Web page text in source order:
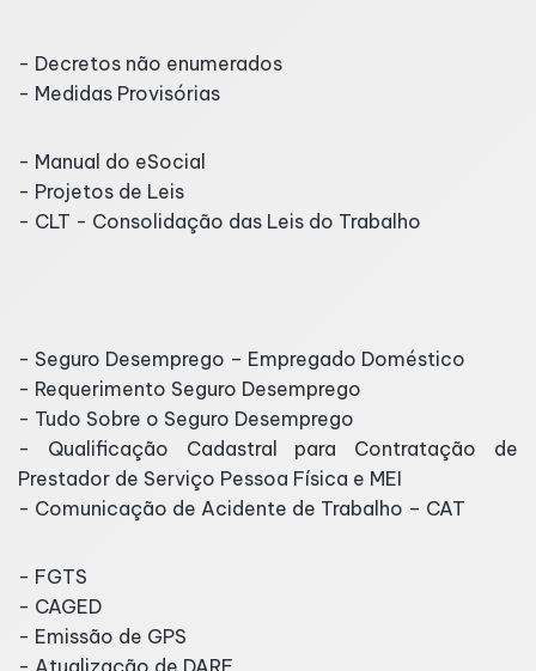
- Decretos não enumerados
- Medidas Provisórias
- Manual do eSocial
- Projetos de Leis
- CLT - Consolidação das Leis do Trabalho
- Seguro Desemprego – Empregado Doméstico
- Requerimento Seguro Desemprego
- Tudo Sobre o Seguro Desemprego
- Qualificação Cadastral para Contratação de
Prestador de Serviço Pessoa Física e MEI
- Comunicação de Acidente de Trabalho – CAT
- FGTS
- CAGED
- Emissão de GPS